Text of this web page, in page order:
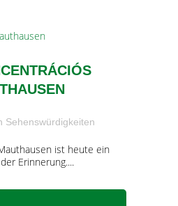
Sehenswürdigkeiten
ist heute ein
Erinnerung....